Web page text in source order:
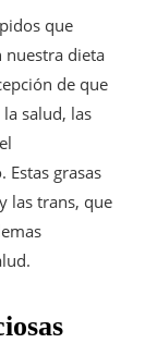
que
nuestra dieta
de que
salud, las
grasas
las trans, que